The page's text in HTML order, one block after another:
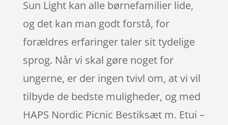
Sun Light kan alle børnefamilier lide,
og det kan man godt forstå, for
forældres erfaringer taler sit tydelige
sprog. Når vi skal gøre noget for
ungerne, er der ingen tvivl om, at vi vil
tilbyde de bedste muligheder, og med
HAPS Nordic Picnic Bestiksæt m. Etui –